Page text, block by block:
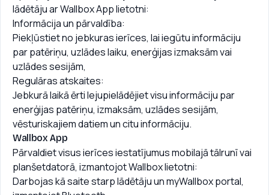
lādētāju ar Wallbox App lietotni:
Informācija un pārvaldība:
Piekļūstiet no jebkuras ierīces, lai iegūtu informāciju
par patēriņu, uzlādes laiku, enerģijas izmaksām vai
uzlādes sesijām,
Regulāras atskaites:
Jebkurā laikā ērti lejupielādējiet visu informāciju par
enerģijas patēriņu, izmaksām, uzlādes sesijām,
vēsturiskajiem datiem un citu informāciju.
Wallbox App
Pārvaldiet visus ierīces iestatījumus mobilajā tālrunī vai
planšetdatorā, izmantojot Wallbox lietotni:
Darbojas kā saite starp lādētāju un myWallbox portal,